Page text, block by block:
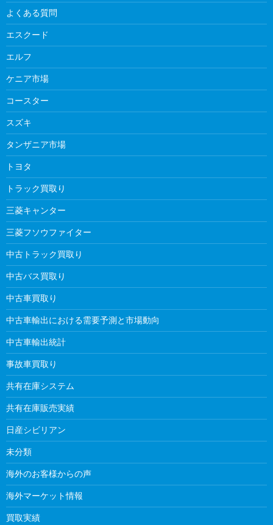
よくある質問
エスクード
エルフ
ケニア市場
コースター
スズキ
タンザニア市場
トヨタ
トラック買取り
三菱キャンター
三菱フソウファイター
中古トラック買取り
中古バス買取り
中古車買取り
中古車輸出における需要予測と市場動向
中古車輸出統計
事故車買取り
共有在庫システム
共有在庫販売実績
日産シビリアン
未分類
海外のお客様からの声
海外マーケット情報
買取実績